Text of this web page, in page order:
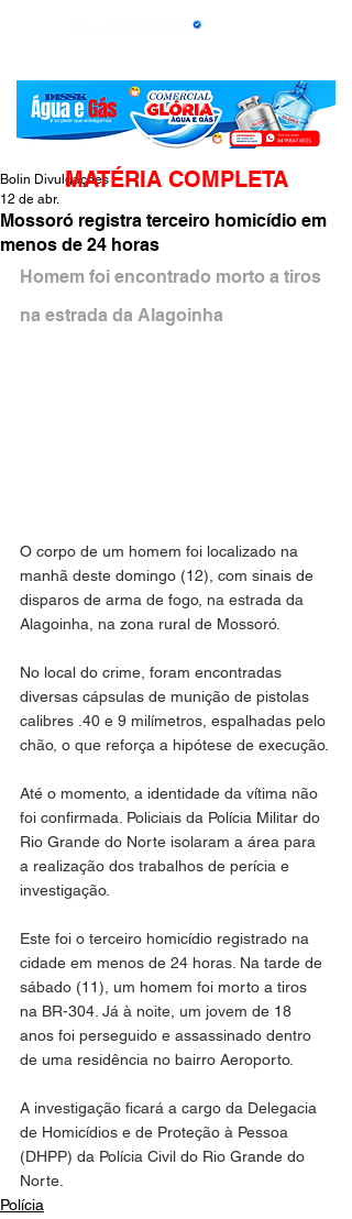
Mossoró registra terceiro homicídio em
menos de 24 horas
Bolin Divulgações
12 de abr.
Homem foi encontrado morto a tiros
na estrada da Alagoinha
O corpo de um homem foi localizado na
manhã deste domingo (12), com sinais de
disparos de arma de fogo, na estrada da
Alagoinha, na zona rural de Mossoró.
No local do crime, foram encontradas
diversas cápsulas de munição de pistolas
calibres .40 e 9 milímetros, espalhadas pelo
chão, o que reforça a hipótese de execução.
Até o momento, a identidade da vítima não
foi confirmada. Policiais da Polícia Militar do
Rio Grande do Norte isolaram a área para
a realização dos trabalhos de perícia e
investigação.
Este foi o terceiro homicídio registrado na
cidade em menos de 24 horas. Na tarde de
sábado (11), um homem foi morto a tiros
na BR-304. Já à noite, um jovem de 18
anos foi perseguido e assassinado dentro
de uma residência no bairro Aeroporto.
A investigação ficará a cargo da Delegacia
de Homicídios e de Proteção à Pessoa
(DHPP) da Polícia Civil do Rio Grande do
Norte.
Polícia
MATÉRIA COMPLETA